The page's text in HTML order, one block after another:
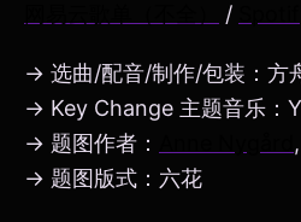
/
→ 选曲/配音/制作/包装：方
→ Key Change 主题音乐：
→ 题图作者：
→ 题图版式：六花